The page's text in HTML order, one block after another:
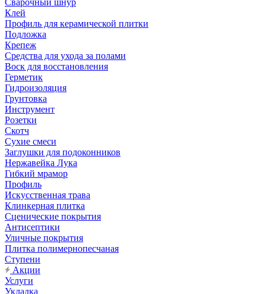
Сварочный шнур
Клей
Профиль для керамической плитки
Подложка
Крепеж
Средства для ухода за полами
Воск для восстановления
Герметик
Гидроизоляция
Грунтовка
Инструмент
Розетки
Скотч
Сухие смеси
Заглушки для подоконников
Нержавейка Лука
Гибкий мрамор
Профиль
Искусственная трава
Клинкерная плитка
Сценические покрытия
Антисептики
Уличные покрытия
Плитка полимернопесчаная
Ступени
Акции
Услуги
Укладка